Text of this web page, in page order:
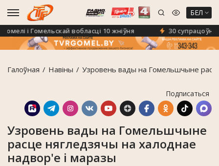
БЕЛ
і Гомельскай вобласці 10 жніўня 30
Галоўная Навiны Узровень вады на Гомельшчыне
Подписаться
Узровень вады на Гомельшчыне
расце нягледзячы на халоднае
надвор'е і маразы